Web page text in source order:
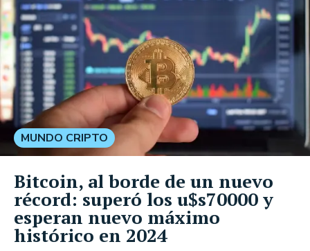
MUNDO CRIPTO
Bitcoin, al borde de un nuevo
récord: superó los u$s70000 y
esperan nuevo máximo
histórico en 2024